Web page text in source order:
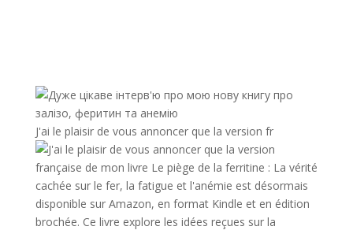
J'ai le plaisir de vous annoncer que la version fr